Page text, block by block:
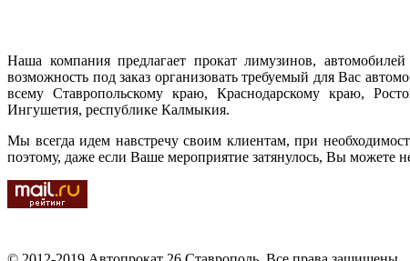
Наша компания предлагает прокат лимузинов,
возможность под заказ организовать требуемый для Вас
всему Ставропольскому краю, Краснодарскому краю,
Ингушетия, республике Калмыкия.
Мы всегда идем навстречу своим клиентам, при
поэтому, даже если Ваше мероприятие затянулось, Вы можете